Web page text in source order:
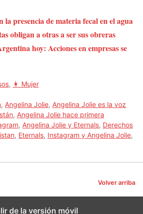
la presencia de materia fecal en el agua
obligan a otras a ser sus obreras
hoy: Acciones en empresas se
, 👩 Mujer
, Angelina Jolie, Angelina Jolie es la voz
, Angelina Jolie hace primera
, Angelina Jolie y Eternals, Derechos
, Eternals, Instagram y Angelina Jolie,
Volver arriba
de la versión móvil